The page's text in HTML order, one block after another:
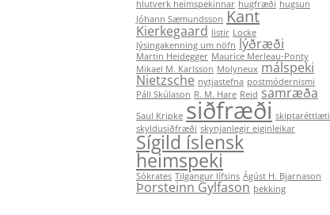
hlutverk heimspekinnar hugfræði hugsun
Jóhann Sæmundsson Kant
Kierkegaard listir Locke
lýsingakenning um nöfn lýðræði
Martin Heidegger Maurice Merleau-Ponty
Mikael M. Karlsson Molyneux málspeki
Nietzsche nytjastefna postmódernismi
Páll Skúlason R. M. Hare Reid samræða
Saul Kripke siðfræði skiptaréttlæti
skyldusiðfræði skynjanlegir eiginleikar
Sígild íslensk
heimspeki
Sókrates Tilgangur lífsins Ágúst H. Bjarnason
Þorsteinn Gylfason þekking